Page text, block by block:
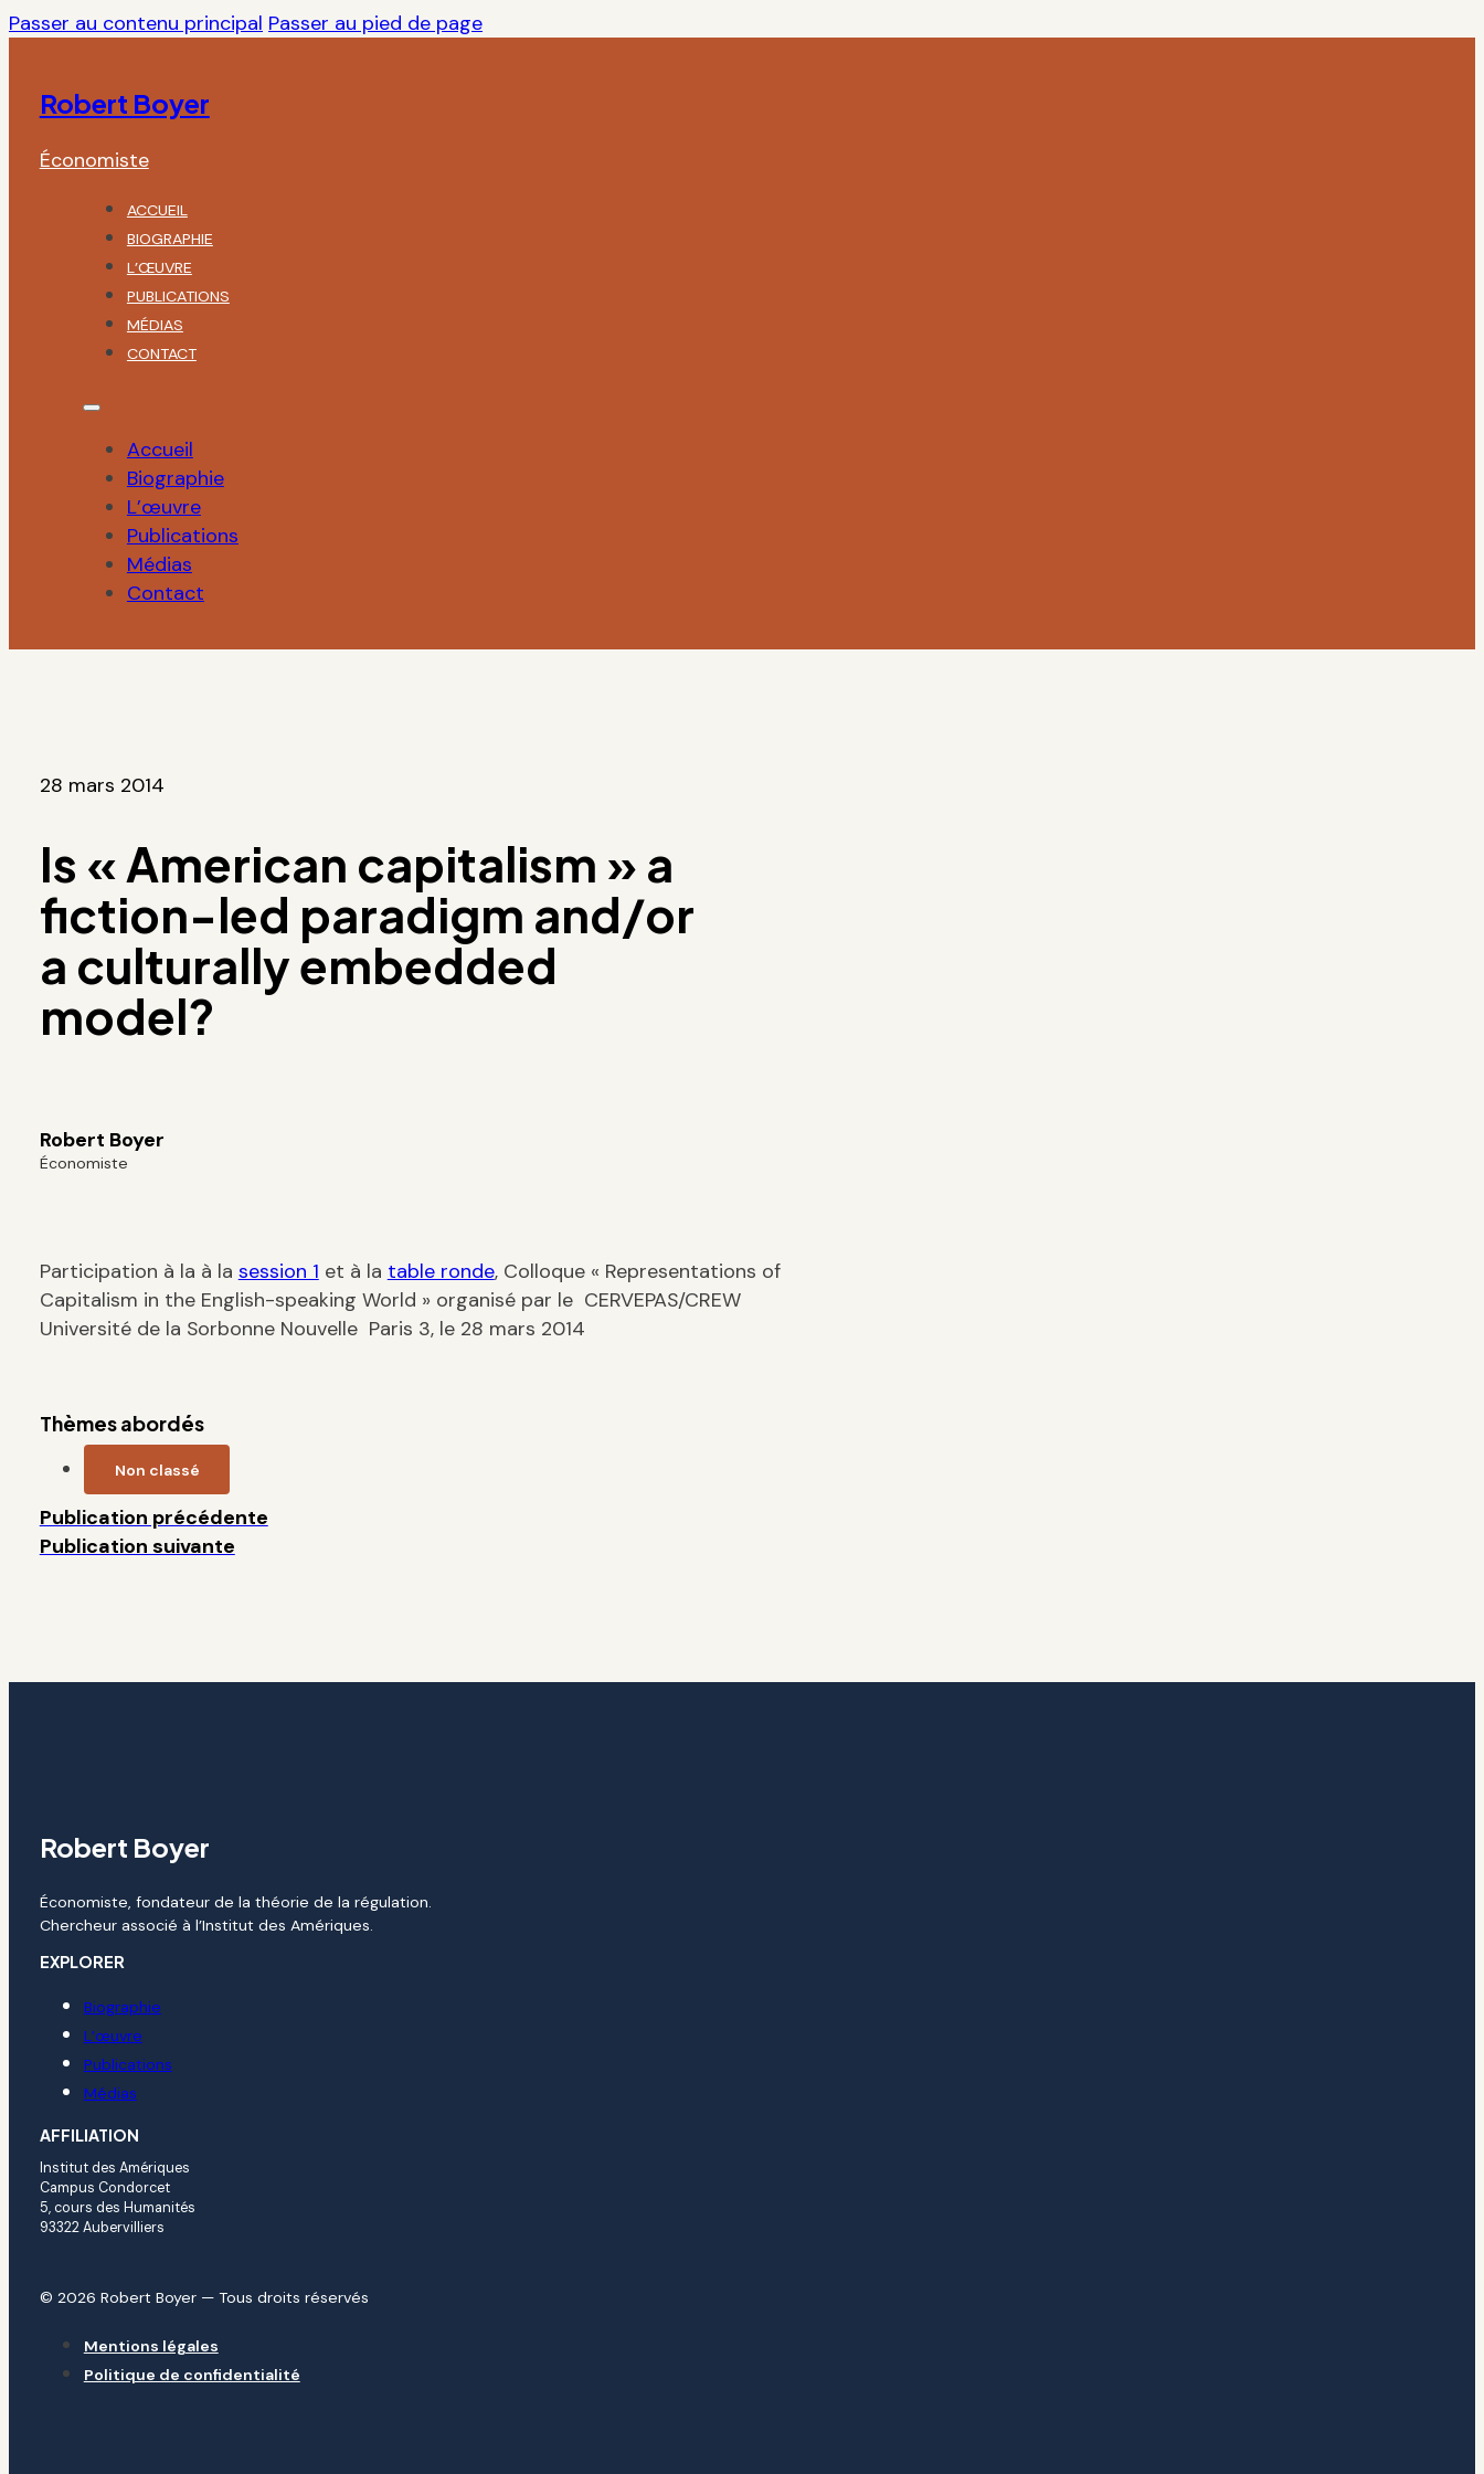
Passer au contenu principal Passer au pied de page
Robert Boyer
Économiste
ACCUEIL
BIOGRAPHIE
L’ŒUVRE
PUBLICATIONS
MÉDIAS
CONTACT
Accueil
Biographie
L’œuvre
Publications
Médias
Contact
28 mars 2014
Is « American capitalism » a
fiction-led paradigm and/or
a culturally embedded
model?
Robert Boyer
Économiste
Participation à la à la session 1 et à la table ronde, Colloque « Representations of
Capitalism in the English-speaking World » organisé par le CERVEPAS/CREW
Université de la Sorbonne Nouvelle  Paris 3, le 28 mars 2014
Thèmes abordés
Non classé
Publication précédente
Publication suivante
Robert Boyer
Économiste, fondateur de la théorie de la régulation.
Chercheur associé à l’Institut des Amériques.
EXPLORER
Biographie
L’œuvre
Publications
Médias
AFFILIATION
Institut des Amériques
Campus Condorcet
5, cours des Humanités
93322 Aubervilliers
© 2026 Robert Boyer — Tous droits réservés
Mentions légales
Politique de confidentialité